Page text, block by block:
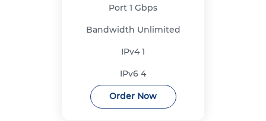
Port 1 Gbps
Bandwidth Unlimited
IPv41
IPv6 4
Order Now